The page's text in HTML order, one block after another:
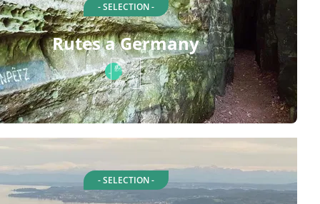
- SELECTION -
Rutes a Germany
- SELECTION -